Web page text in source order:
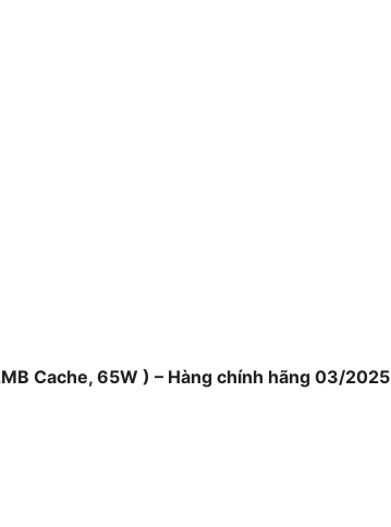
Cache, 65W ) – Hàng chính hãng 03/2025